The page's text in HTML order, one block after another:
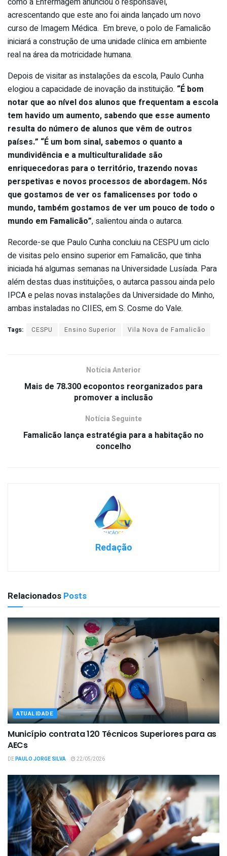
acrescentando que este ano foi ainda lançado um novo
curso de Imagem Médica. Em breve, o polo de Famalicão
iniciará a construção de uma unidade clínica em ambiente
real na área da motricidade humana.
Depois de visitar as instalações da escola, Paulo Cunha
elogiou a capacidade de inovação da instituição. “É bom
notar que ao nível dos alunos que frequentam a escola
tem havido um aumento, sabendo que esse aumento
resulta do número de alunos que vêm de outros
países.” “É um bom sinal, sabemos o quanto a
mundividência e a multiculturalidade são
enriquecedoras para o território, trazendo novas
perspetivas e novos processos de abordagem. Nós
que gostamos de ver os famalicenses por todo o
mundo, também gostamos de ver um pouco de todo o
mundo em Famalicão”, salientou ainda o autarca.
Recorde-se que Paulo Cunha concluiu na CESPU um ciclo
de visitas pelo ensino superior em Famalicão, que tinha
iniciada há algumas semanas na Universidade Lusíada. Para
além destas duas instituições, o autarca passou ainda pelo
IPCA e pelas novas instalações da Universidade do Minho,
ambas instaladas no CIIES, em S. Cosme do Vale.
Tags: CESPU Ensino Superior Vila Nova de Famalicão
Notícia Anterior
Mais de 78.300 ecopontos reorganizados para
promover a inclusão
Notícia Seguinte
Famalicão lança estratégia para a habitação no
concelho
Redação
Relacionados Posts
ATUALIDADE
Município contrata 120 Técnicos Superiores para as
AECs
DEPAULO JORGE SILVA 22/05/2026